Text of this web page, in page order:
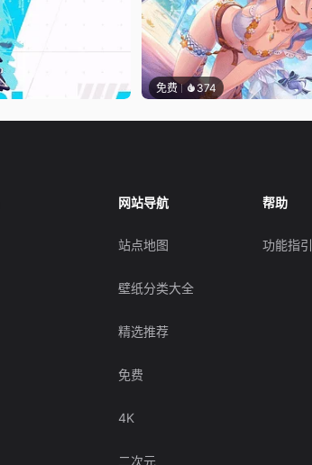
免费 374
网站导航
站点地图
壁纸分类大全
精选推荐
免费
4K
二次元
帮助
功能指引